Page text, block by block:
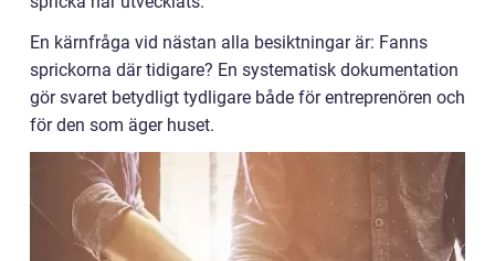
En kärnfråga vid nästan alla besiktningar är: Fanns
sprickorna där tidigare? En systematisk dokumentation
gör svaret betydligt tydligare både för entreprenören och
för den som äger huset.